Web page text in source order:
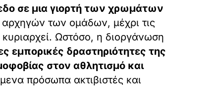
σε μια γιορτή των χρωμάτων
αρχηγών των ομάδων, μέχρι τις
Ωστόσο, η διοργάνωση
εμπορικές δραστηριότητες της
στον αθλητισμό και
πρόσωπα ακτιβιστές και